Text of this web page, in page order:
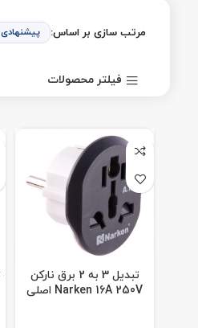
مرتب سازی بر اساس: پیشنهادی
فیلتر محصولات
تبدیل 3 به 2 برق نارکن
Narken 16A 250V اصلی